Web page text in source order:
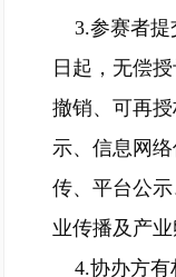
3.参赛者提
日起，无偿
撤销、可再
示、信息网
传、平台公
业传播及产业
4.协办方有